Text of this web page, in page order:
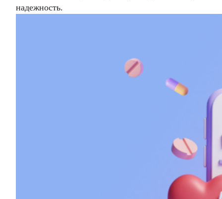
надежность.